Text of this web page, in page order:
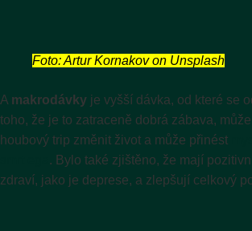
Foto: Artur Kornakov on Unsplash
A makrodávky je vyšší dávka, od které se
toho, že je to zatraceně dobrá zábava,
houbový trip změnit život a může přinést
. Bylo také zjištěno, že mají
zdraví, jako je deprese, a zlepšují celkový